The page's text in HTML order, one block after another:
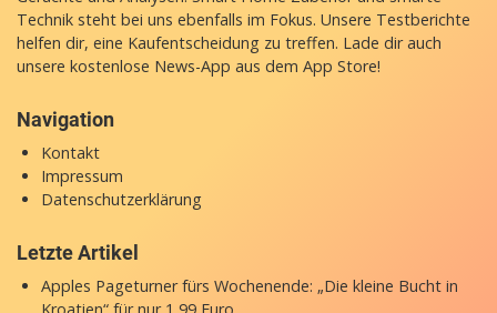
Technik steht bei uns ebenfalls im Fokus. Unsere Testberichte
helfen dir, eine Kaufentscheidung zu treffen. Lade dir auch
unsere kostenlose News-App aus dem App Store!
Navigation
Kontakt
Impressum
Datenschutzerklärung
Letzte Artikel
Apples Pageturner fürs Wochenende: „Die kleine Bucht in
Kroatien“ für nur 1,99 Euro